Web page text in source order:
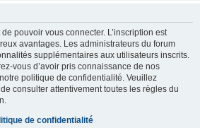
pouvoir vous connecter. L’inscription est
avantages. Les administrateurs du forum
supplémentaires aux utilisateurs inscrits.
vous d’avoir pris connaissance de nos
politique de confidentialité. Veuillez
consulter attentivement toutes les règles du
de confidentialité